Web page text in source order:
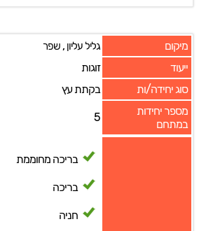
מיקום גליל עליון, שפר
ייעוד
זוגות
סוג יחידה/ות
בקתת עץ
מספר יחידות
במתחם
5
בריכה מחוממת
בריכה
חניה